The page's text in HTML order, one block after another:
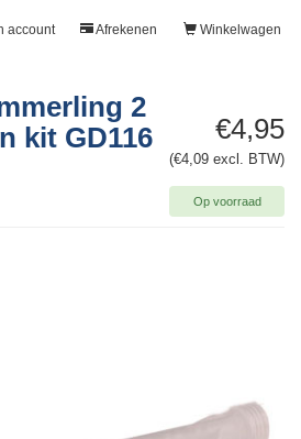
Winkelwagen
Afrekenen
account
€4,95
(€4,09 excl. BTW)
Op voorraad
2
kit GD116